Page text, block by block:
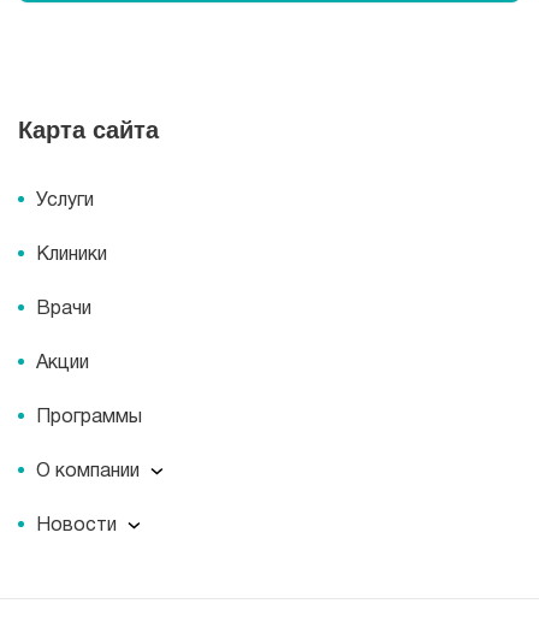
Карта сайта
Услуги
Клиники
Врачи
Акции
Программы
О компании
О компании
Пациентам
Новости
Пресс-центр